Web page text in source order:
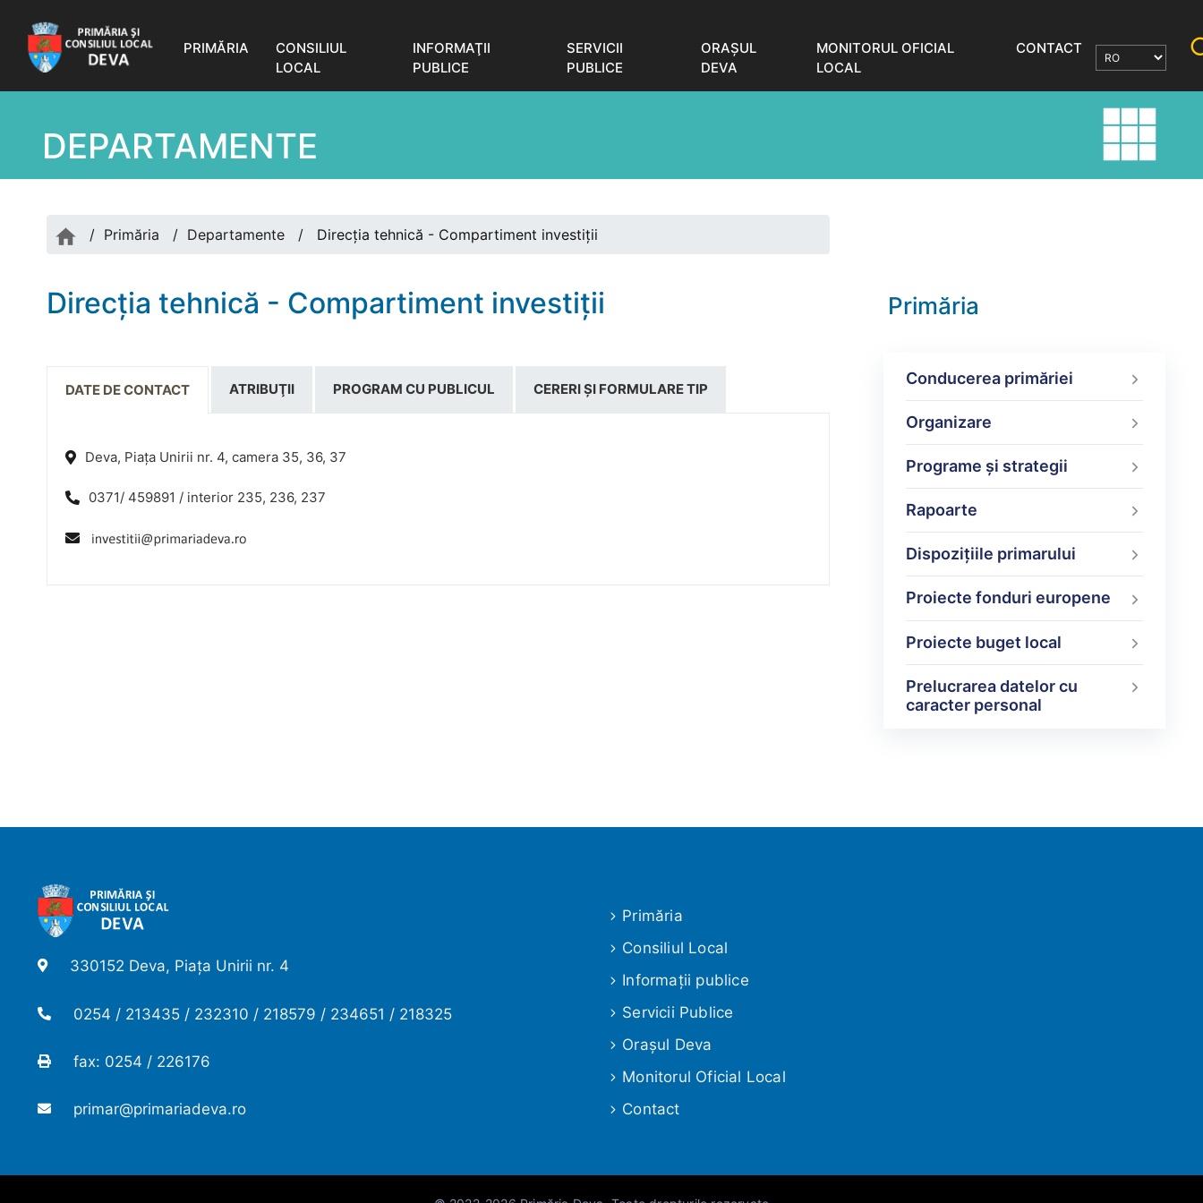
PRIMĂRIA
CONSILIUL
LOCAL
INFORMAŢII
PUBLICE
SERVICII
PUBLICE
ORAŞUL
DEVA
MONITORUL OFICIAL
LOCAL
CONTACT
DEPARTAMENTE
/ Primăria / Departamente / Direcția tehnică - Compartiment investiții
Direcția tehnică - Compartiment investiții
DATE DE CONTACT
Deva, Piața Unirii nr. 4, camera 35, 36, 37
0371/ 459891 / interior 235, 236, 237
ATRIBUŢII PROGRAM CU PUBLICUL CERERI ȘI FORMULARE TIP
Primăria
Conducerea primăriei
Organizare
Programe şi strategii
Rapoarte
Dispoziţiile primarului
Proiecte fonduri europene
Proiecte buget local
Prelucrarea datelor cu
caracter personal
330152 Deva, Piața Unirii nr. 4
0254 / 213435 / 232310 / 218579 / 234651 / 218325
fax: 0254 / 226176
primar@primariadeva.ro
Primăria
Consiliul Local
Informaţii publice
Servicii Publice
Oraşul Deva
Monitorul Oficial Local
Contact